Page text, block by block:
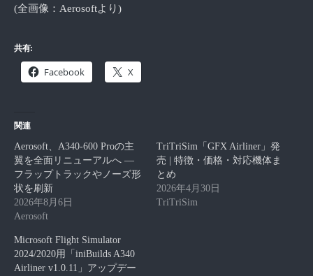
(全画像：Aerosoftより)
共有:
Facebook X
関連
Aerosoft、A340-600 Proの主
翼を全面リニューアルへ ―
フラップトラックやノーズ形
状を刷新
2026年8月6日
Aerosoft
TriTriSim「GFX Airliner」発
売 | 特徴・価格・対応機体ま
とめ
2026年4月30日
TriTriSim
Microsoft Flight Simulator
2024/2020用「iniBuilds A340
Airliner v1.0.11」アップデー